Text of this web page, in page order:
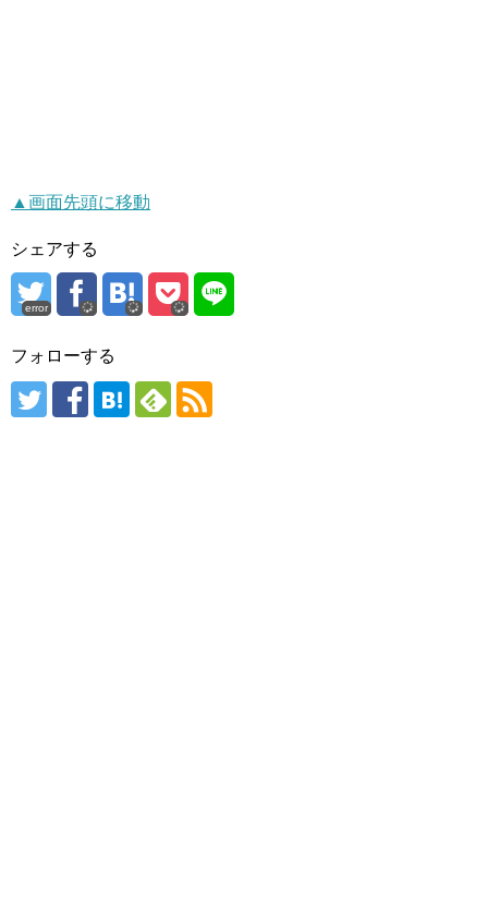
▲画面先頭に移動
シェアする
error
フォローする